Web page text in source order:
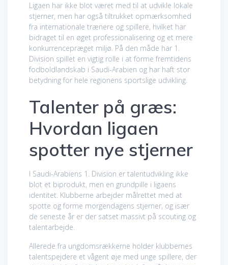
Ligaen har ikke blot været med til at udvikle lokale
stjerner, men har også tiltrukket opmærksomhed
fra internationale trænere og spillere, hvilket har
bidraget til en øget professionalisering og et mere
konkurrencepræget miljø. På den måde har 1.
Division spillet en vigtig rolle i at forme fremtidens
fodboldlandskab i Saudi-Arabien og har haft stor
betydning for hele regionens sportslige udvikling.
Talenter på græs:
Hvordan ligaen
spotter nye stjerner
I Saudi-Arabiens 1. Division er talentudvikling ikke
blot et biprodukt, men en grundpille i ligaens
identitet. Klubberne arbejder målrettet med at
spotte og forme morgendagens stjerner, og især
de seneste år er der satset massivt på scouting og
talentarbejde.
Allerede fra ungdomsrækkerne holder klubbernes
talentspejdere et vågent øje med unge spillere, der